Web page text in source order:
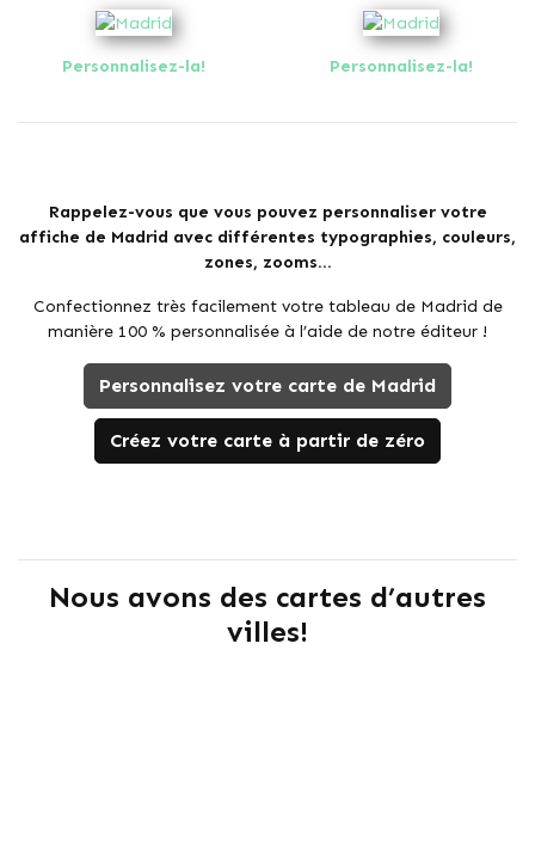
Personnalisez-la! Personnalisez-la!
Rappelez-vous que vous pouvez personnaliser votre
affiche de Madrid avec différentes typographies, couleurs,
zones, zooms...
Confectionnez très facilement votre tableau de Madrid de
manière 100 % personnalisée à l’aide de notre éditeur !
Personnalisez votre carte de Madrid
Créez votre carte à partir de zéro
Nous avons des cartes d’autres
villes!